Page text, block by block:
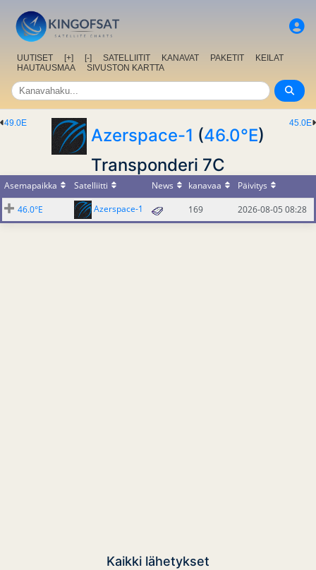
UUTISET [+] [-] SATELLIITIT KANAVAT PAKETIT
KEILAT
HAUTAUSMAA
SIVUSTON KARTTA
45.0E
49.0E
Azerspace-1 (46.0°E)
Transponderi 7C
Asemapaikka Satelliitti News kanavaa
Päivitys
46.0°E
Azerspace-1 169 2026-08-05 08:28
Kaikki lähetykset